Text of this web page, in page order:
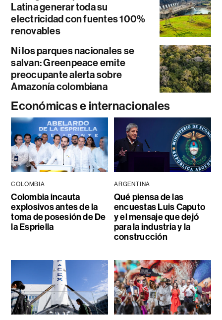
Latina generar toda su
electricidad con fuentes 100%
renovables
Ni los parques nacionales se
salvan: Greenpeace emite
preocupante alerta sobre
Amazonía colombiana
Económicas e internacionales
COLOMBIA
Colombia incauta
explosivos antes de la
toma de posesión de De
la Espriella
ARGENTINA
Qué piensa de las
encuestas Luis Caputo
y el mensaje que dejó
para la industria y la
construcción